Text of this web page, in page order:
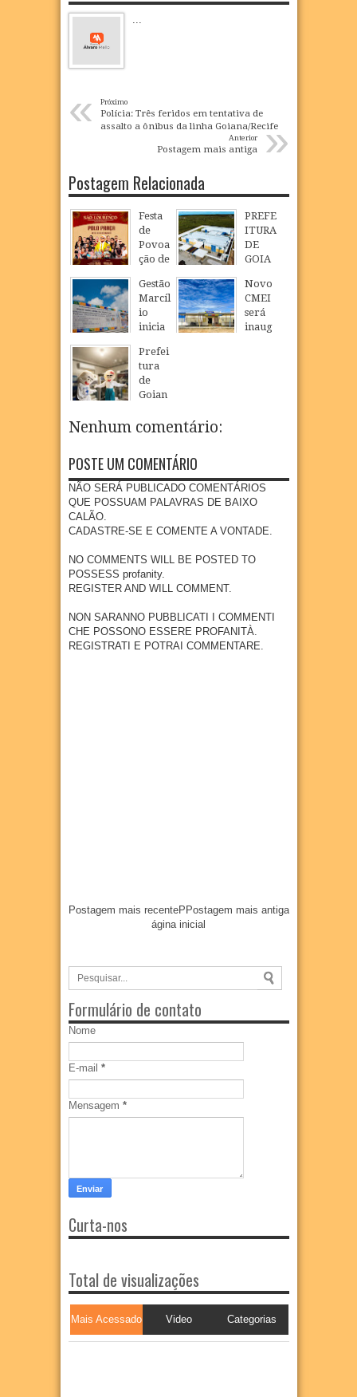
...
« Próximo
Polícia: Três feridos em tentativa de
assalto a ônibus da linha Goiana/Recife
»
Anterior
Postagem mais antiga
Postagem Relacionada
Festa
de
Povoa
ção de
Loure
nço
celebr
a fé,
tradiç
ão e
cultur
a na
e
mbola
Goian
a
PREFE
ITURA
DE
GOIA
INAU
GURA
NOVO
CMEI
07
Gestão
Marcíl
io
inicia
ução
de
nova
escola
a com
a e
quadr
a em
Povoa
São
nço
07 Aug 2026
Novo
CMEI
será
inaug
ção
infanti
Goian
04 Aug 2026
Prefei
tura
de
Goian
realiz
anha
de
Multiv
acinaç
ão
para
crianç
as e
adoles
centes
meno
res de
15
anos
Nenhum comentário:
POSTE UM COMENTÁRIO
NÃO SERÁ PUBLICADO COMENTÁRIOS
QUE POSSUAM PALAVRAS DE BAIXO
CALÃO.
CADASTRE-SE E COMENTE A VONTADE.
NO COMMENTS WILL BE POSTED TO
POSSESS profanity.
REGISTER AND WILL COMMENT.
NON SARANNO PUBBLICATI I COMMENTI
CHE POSSONO ESSERE PROFANITÀ.
REGISTRATI E POTRAI COMMENTARE.
Postagem mais recente Postagem mais antiga
P
ágina inicial
Formulário de contato
Nome
E-mail *
Mensagem *
Curta-nos
Total de visualizações
Mais Acessado Video Categorias